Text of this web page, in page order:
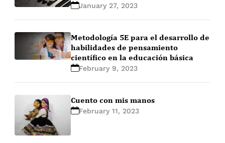
January 27, 2023
Metodología 5E para el desarrollo de
habilidades de pensamiento
científico en la educación básica
February 9, 2023
Cuento con mis manos
February 11, 2023